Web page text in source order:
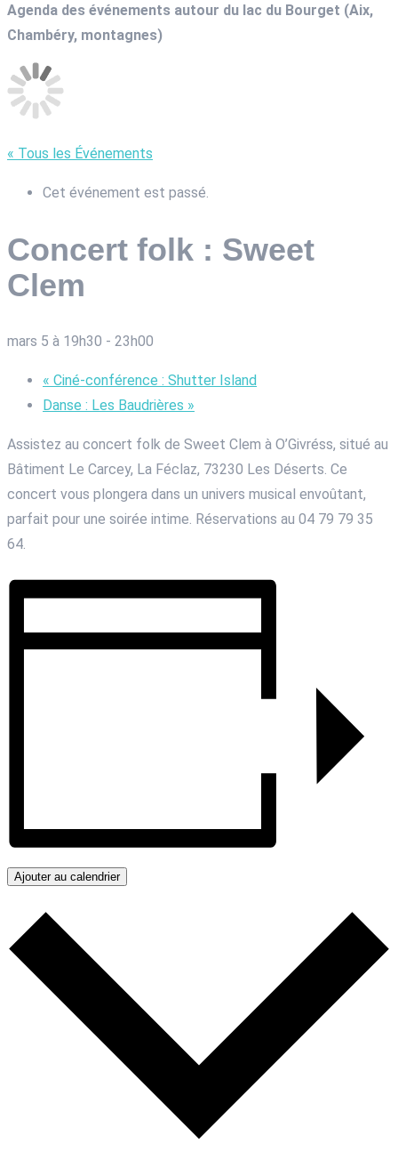
Agenda des événements autour du lac du Bourget (Aix,
Chambéry, montagnes)
« Tous les Événements
Cet événement est passé.
Concert folk : Sweet
Clem
mars 5 à 19h30 - 23h00
« Ciné-conférence : Shutter Island
Danse : Les Baudrières »
Assistez au concert folk de Sweet Clem à O’Givréss, situé au
Bâtiment Le Carcey, La Féclaz, 73230 Les Déserts. Ce
concert vous plongera dans un univers musical envoûtant,
parfait pour une soirée intime. Réservations au 04 79 79 35
64.
Ajouter au calendrier